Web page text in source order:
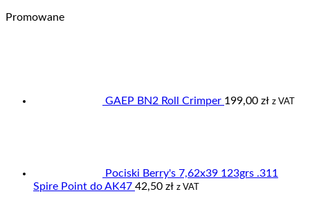
Promowane
GAEP BN2 Roll Crimper 199,00 zł z VAT
Pociski Berry's 7,62x39 123grs .311
Spire Point do AK47 42,50 zł z VAT